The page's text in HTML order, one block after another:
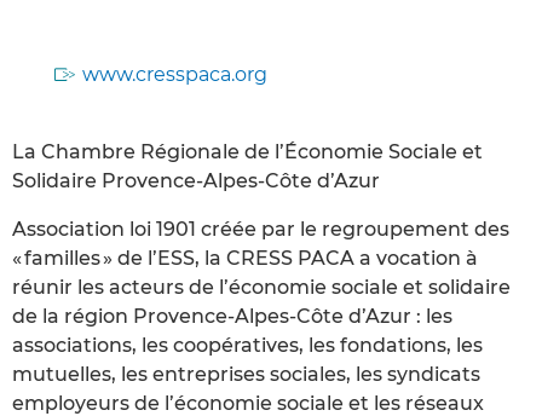
www.cresspaca.org
La Chambre Régionale de l’Économie Sociale et
Solidaire Provence-Alpes-Côte d’Azur
Association loi 1901 créée par le regroupement des
« familles » de l’ESS, la CRESS PACA a vocation à
réunir les acteurs de l’économie sociale et solidaire
de la région Provence-Alpes-Côte d’Azur : les
associations, les coopératives, les fondations, les
mutuelles, les entreprises sociales, les syndicats
employeurs de l’économie sociale et les réseaux